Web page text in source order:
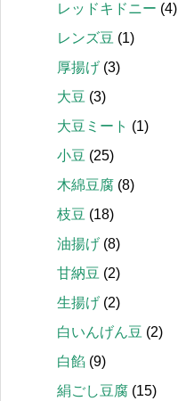
レッドキドニー (4)
レンズ豆 (1)
厚揚げ (3)
大豆 (3)
大豆ミート (1)
小豆 (25)
木綿豆腐 (8)
枝豆 (18)
油揚げ (8)
甘納豆 (2)
生揚げ (2)
白いんげん豆 (2)
白餡 (9)
絹ごし豆腐 (15)